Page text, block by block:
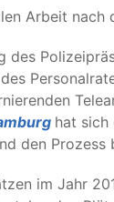
Arbeit nach
des
hat sich
den Prozess
im Jahr